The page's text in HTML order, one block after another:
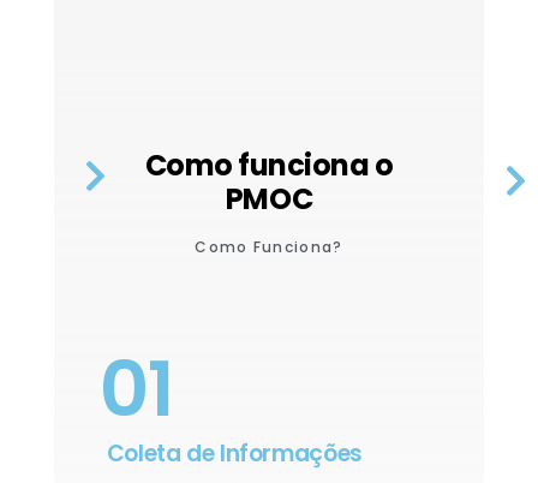
Como funciona o
PMOC
Como Funciona?
01
Coleta de Informações